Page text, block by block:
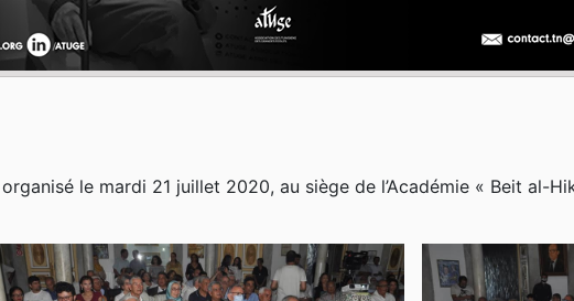
le mardi 21 juillet 2020, au siège de l’Académie « Beit al-